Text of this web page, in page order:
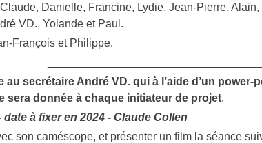
Danielle, Francine, Lydie, Jean-Pierre,
VD., Yolande et Paul.
François et Philippe.
au secrétaire André VD. qui à l’aide d’un
sera donnée à chaque initiateur de projet.
à fixer en 2024 - Claude Collen
son caméscope, et présenter un film la séance